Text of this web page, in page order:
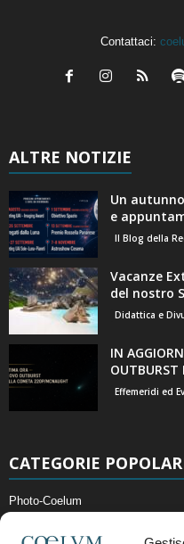
Contattaci:
ALTRE NOTIZIE
Un
e
Il Blog della
Vacanze
del nostro
Didattica e
IN
OUTBURST
Effemeridi ed
CATEGORIE
Photo-Coelum